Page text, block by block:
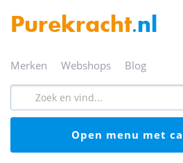
Purekracht.nl
merken webshops blog
open menu met